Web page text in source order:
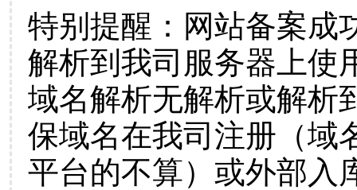
特别提醒：网站备案成
解析到我司服务器上使
域名解析无解析或解析
保域名在我司注册（域
平台的不算）或外部入